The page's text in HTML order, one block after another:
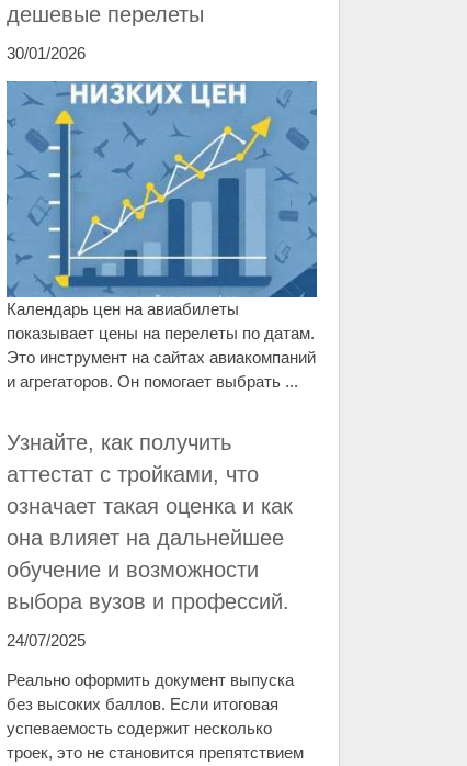
дешевые перелеты
30/01/2026
Календарь цен на авиабилеты
показывает цены на перелеты по датам.
Это инструмент на сайтах авиакомпаний
и агрегаторов. Он помогает выбрать ...
Узнайте, как получить
аттестат с тройками, что
означает такая оценка и как
она влияет на дальнейшее
обучение и возможности
выбора вузов и профессий.
24/07/2025
Реально оформить документ выпуска
без высоких баллов. Если итоговая
успеваемость содержит несколько
троек, это не становится препятствием